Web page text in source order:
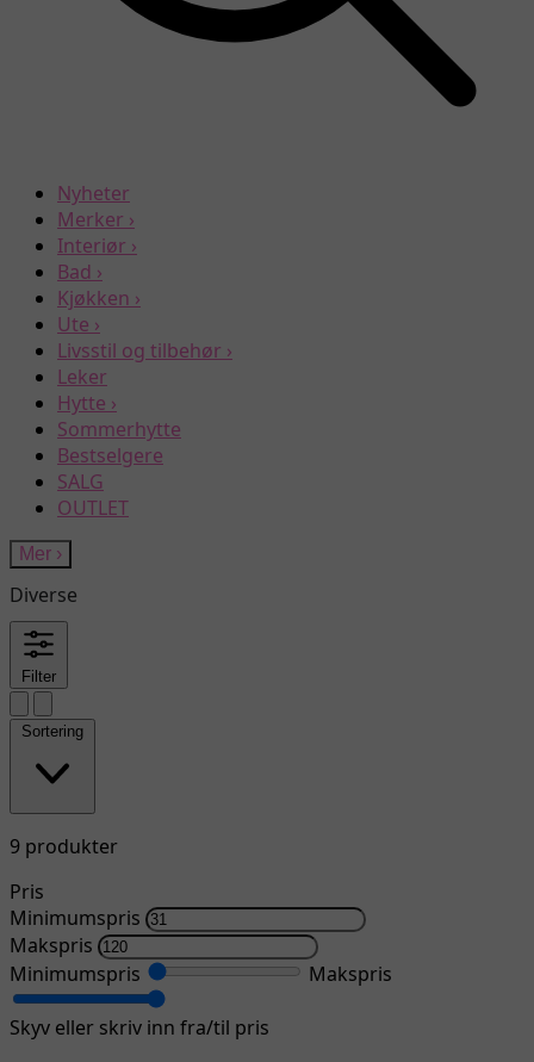
Nyheter
Merker ›
Interiør ›
Bad ›
Kjøkken ›
Ute ›
Livsstil og tilbehør ›
Leker
Hytte ›
Sommerhytte
Bestselgere
SALG
OUTLET
Mer ›
Diverse
Filter
Sortering
9 produkter
Pris
Minimumspris
Makspris
Minimumspris
Makspris
Skyv eller skriv inn fra/til pris